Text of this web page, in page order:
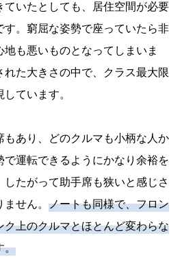
ていたとしても、居住空間が必要
す。窮屈な姿勢で座っていたら非
も悪いものとなってしまいま
た大きさの中で、クラス最大限
ています。
もあり、どのクルマも小柄な人か
で運転できるようにかなり余裕を
したがって助手席も狭いと感じさ
せん。 ノートも同様で、フロン
ク上のクルマとほとんど変わらな
。